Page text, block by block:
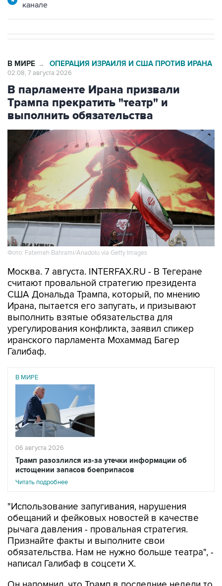
В парламенте Ирана призвали
Трампа прекратить "театр" и
выполнить обязательства
Фото: Fatemeh Bahrami/Anadolu via Getty Images
Москва. 7 августа. INTERFAX.RU - В Тегеране
США Дональда Трампа, который, по мнению
Ирана, пытается его запугать, и призывают
выполнить взятые обязательства для
урегулирования конфликта, заявил спикер
иранского парламента Мохаммад Багер
Галибаф.
В МИРЕ
06 августа 2026
Трамп разозлился из-за утечки информации об
истощении запасов боеприпасов
Читать подробнее
"Использование запугивания, нарушения
рычага давления - провальная стратегия.
Признайте факты и выполните свои
обязательства. Нам не нужно больше театра", -
написал Галибаф в соцсети X.
Он напомнил, что Трамп в последние недели то